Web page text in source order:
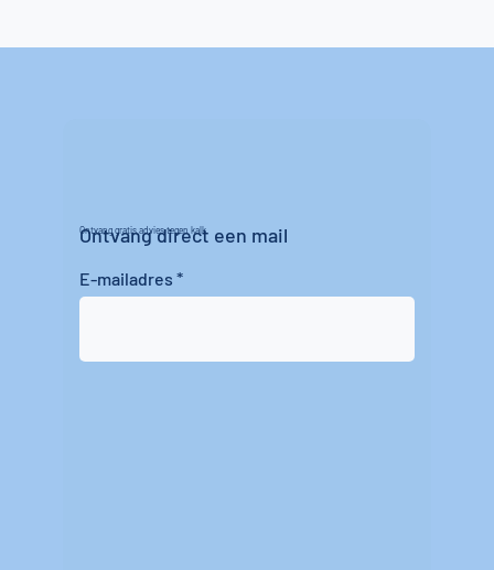
Ontvang gratis advies tegen kalk
Ontvang direct een mail
E-mailadres